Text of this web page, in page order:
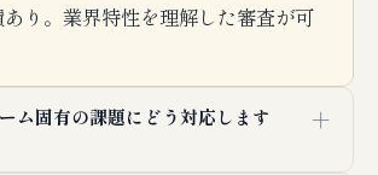
り。業界特性を理解した審査が可
ム固有の課題にどう対応します
＋